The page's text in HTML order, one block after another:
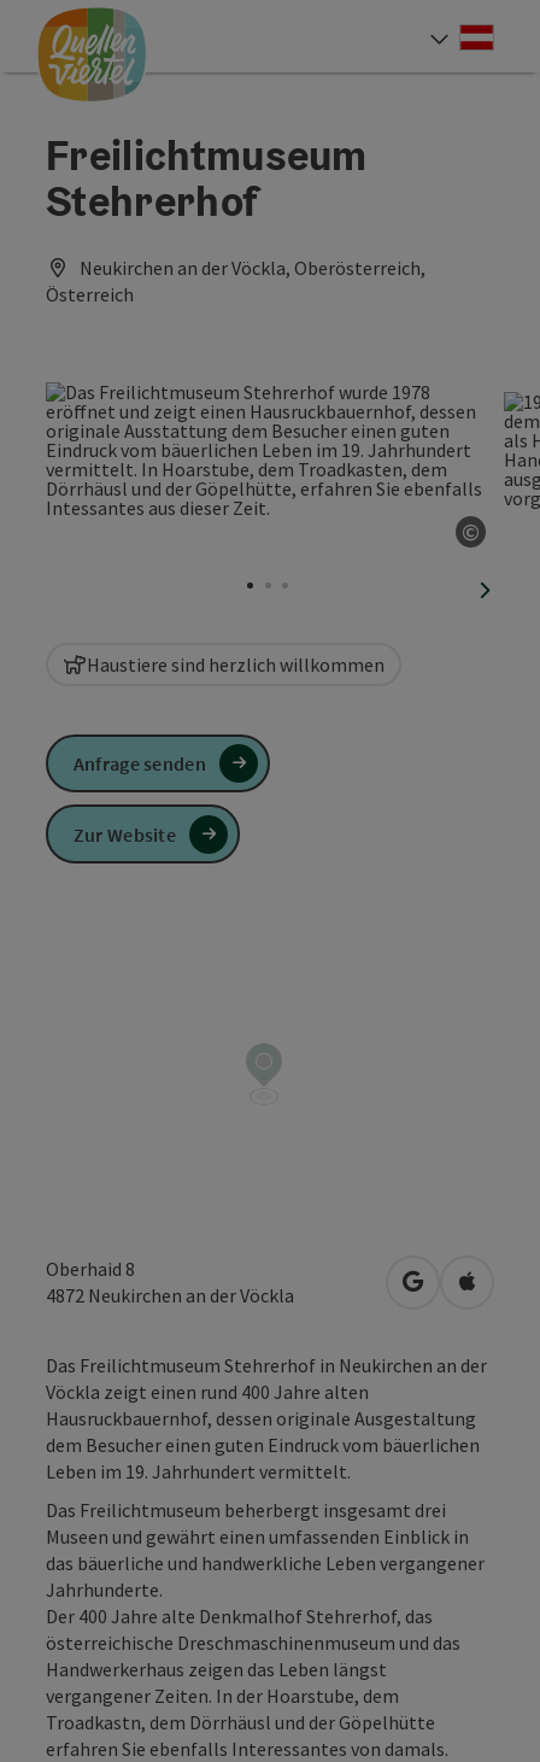
Zum Inhalt
Zur Navigation
Zum Seitenanfang
Freilichtmuseum
Stehrerhof
Neukirchen an der Vöckla, Oberösterreich,
Österreich
©
Haustiere sind herzlich willkommen
Oberhaid 8
4872 Neukirchen an der Vöckla in Google
in
Das Freilichtmuseum Stehrerhof in Neukirchen an der
Vöckla zeigt einen rund 400 Jahre alten
Hausruckbauernhof, dessen originale Ausgestaltung
dem Besucher einen guten Eindruck vom bäuerlichen
Leben im 19. Jahrhundert vermittelt.
Das Freilichtmuseum beherbergt insgesamt drei
Museen und gewährt einen umfassenden Einblick in
das bäuerliche und handwerkliche Leben vergangener
Jahrhunderte.
Der 400 Jahre alte Denkmalhof Stehrerhof, das
österreichische Dreschmaschinenmuseum und das
Handwerkerhaus zeigen das Leben längst
vergangener Zeiten. In der Hoarstube, dem
Troadkastn, dem Dörrhäusl und der Göpelhütte
erfahren Sie ebenfalls Interessantes von damals.
Anfrage senden
Zur Website